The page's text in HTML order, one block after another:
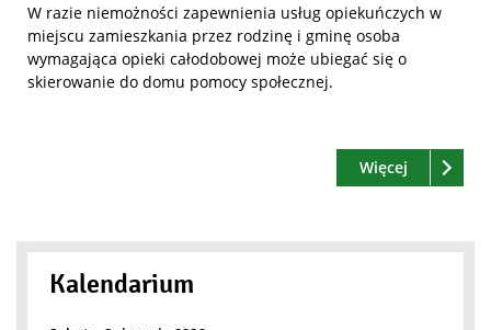
W razie niemożności zapewnienia usług opiekuńczych w
miejscu zamieszkania przez rodzinę i gminę osoba
wymagająca opieki całodobowej może ubiegać się o
skierowanie do domu pomocy społecznej.
Czytaj
Więcej o: Pomoc
Kalendarium